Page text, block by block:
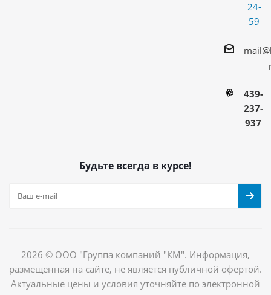
24-
59
439-
237-
937
Будьте всегда в курсе!
2026 © ООО "Группа компаний "КМ". Информация,
размещённая на сайте, не является публичной офертой.
Актуальные цены и условия уточняйте по электронной